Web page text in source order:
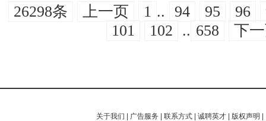
26298条 上一页 1 .. 94 95 96
101
102 .. 658 下
关于我们 广告服务 |联系方式 |诚聘英才 版权声明